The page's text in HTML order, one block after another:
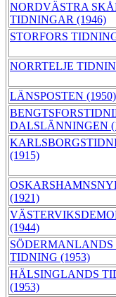
NORDVÄSTRA
TIDNINGAR (1946)
STORFORS
NORRTELJE
LÄNSPOSTEN (1950)
DALSLÄNNINGEN
(1915)
(1921)
(1944)
SÖDERMANLANDS
TIDNING (1953)
HÄLSINGLANDS
(1953)